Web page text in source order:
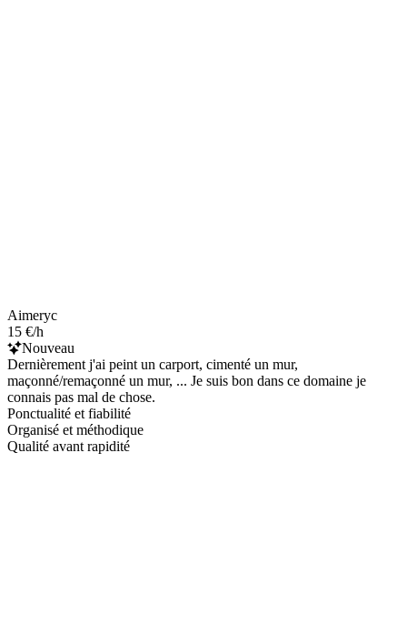
Aimeryc
15 €/h
Nouveau
Dernièrement j'ai peint un carport, cimenté un mur,
maçonné/remaçonné un mur, ... Je suis bon dans ce domaine je
connais pas mal de chose.
Ponctualité et fiabilité
Organisé et méthodique
Qualité avant rapidité